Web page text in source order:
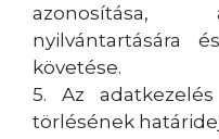
azonosítása,
nyilvántartására
követése.
5. Az
törlésének